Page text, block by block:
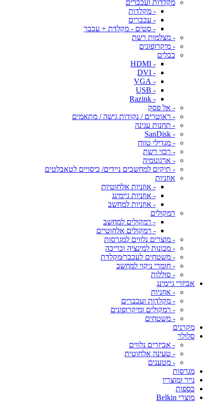
מקלדות ועכברים
- מקלדות
- עכברים
- סטים - מקלדת + עכבר
- מצלמות רשת
- מיקרופונים
כבלים
- HDMI
- DVI
- VGA
- USB
- Razink
- אל פסק
- ראוטרים / נקודות גישה / מתאמים
- תחנות עגינה
- SanDisk
- מגדילי טווח
- רכזי רשת
- ארגונומיה
- תיקים למחשבים ניידים/ כיסויים לטאבלטים
אוזניות
- אוזניות אלחוטיות
- אוזניות גיימינג
- אוזניות למחשב
רמקולים
- רמקולים למחשב
- רמקולים אלחוטיים
- מוצרים נלווים למגרסות
- מכונות למינציה וכריכה
- משטחים לעכבר/מקלדת
- חומרי ניקוי למחשב
- סוללות
אביזרי גיימינג
- אוזניות
- מקלדות ועכברים
- רמקולים ומיקרופונים
- משטחים
מקרנים
סלולר
- אביזרים נלווים
- טעינה אלחוטית
- מטענים
מגרסות
נייר ומוצריו
כספות
מוצרי Belkin